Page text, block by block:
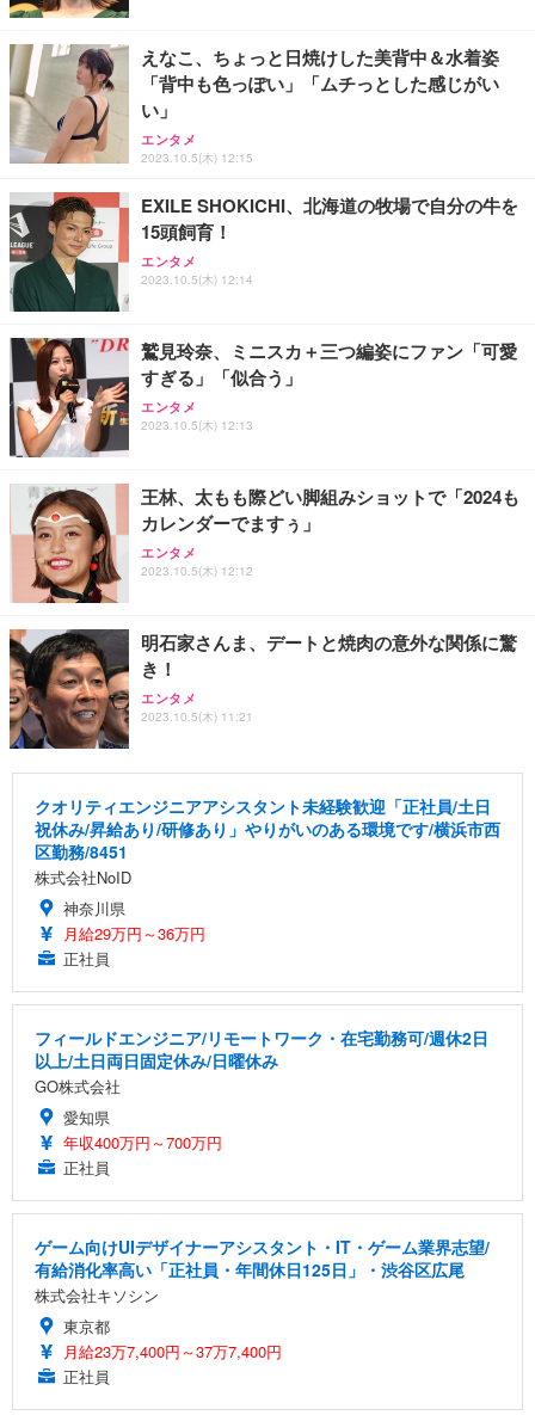
えなこ、ちょっと日焼けした美背中＆水着姿
「背中も色っぽい」「ムチっとした感じがい
い」
エンタメ
2023.10.5(木) 12:15
EXILE SHOKICHI、北海道の牧場で自分の牛を
15頭飼育！
エンタメ
2023.10.5(木) 12:14
鷲見玲奈、ミニスカ＋三つ編姿にファン「可愛
すぎる」「似合う」
エンタメ
2023.10.5(木) 12:13
王林、太もも際どい脚組みショットで「2024も
カレンダーでますぅ」
エンタメ
2023.10.5(木) 12:12
明石家さんま、デートと焼肉の意外な関係に驚
き！
エンタメ
2023.10.5(木) 11:21
クオリティエンジニアアシスタント未経験歓迎「正社員/土日
祝休み/昇給あり/研修あり」やりがいのある環境です/横浜市西
区勤務/8451
株式会社NoID
神奈川県
月給29万円～36万円
正社員
フィールドエンジニア/リモートワーク・在宅勤務可/週休2日
以上/土日両日固定休み/日曜休み
GO株式会社
愛知県
年収400万円～700万円
正社員
ゲーム向けUIデザイナーアシスタント・IT・ゲーム業界志望/
有給消化率高い「正社員・年間休日125日」・渋谷区広尾
株式会社キソシン
東京都
月給23万7,400円～37万7,400円
正社員